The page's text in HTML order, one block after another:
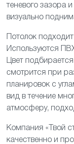
теневого зазора
визуально
Потолок
Используются
Цвет
смотрится при
планировок с
вид в течение
атмосферу,
Компания «Твой
качественно и